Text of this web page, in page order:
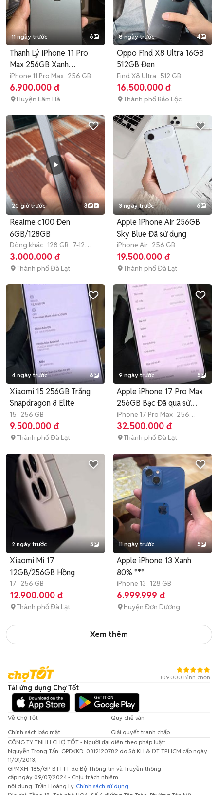
11 ngày trước 6
Thanh Lý iPhone 11 Pro
Max 256GB Xanh
Midnight
iPhone 11 Pro Max 256 GB
6.900.000 đ
Huyện Lâm Hà
8 ngày trước 4
Oppo Find X8 Ultra 16GB
512GB Đen
Find X8 Ultra 512 GB
16.500.000 đ
Thành phố Bảo Lộc
20 giờ trước 3
Realme c100 Đen
6GB/128GB
Dòng khác 128 GB 7-12
tháng
3.000.000 đ
Thành phố Đà Lạt
3 ngày trước 6
Apple iPhone Air 256GB
Sky Blue Đã sử dụng
iPhone Air 256 GB
19.500.000 đ
Thành phố Đà Lạt
4 ngày trước 6
Xiaomi 15 256GB Trắng
Snapdragon 8 Elite
15 256 GB
9.500.000 đ
Thành phố Đà Lạt
9 ngày trước 5
Apple iPhone 17 Pro Max
256GB Bạc Đã qua sử
dụng
iPhone 17 Pro Max 256
GB 4-6 tháng
32.500.000 đ
Thành phố Đà Lạt
2 ngày trước 5
Xiaomi Mi 17
12GB/256GB Hồng
17 256 GB
12.900.000 đ
Thành phố Đà Lạt
11 ngày trước 5
Apple iPhone 13 Xanh
80% ***
iPhone 13 128 GB
6.999.999 đ
Huyện Đơn Dương
Xem thêm
109.000 Bình chọn
Tải ứng dụng Chợ Tốt
Về Chợ Tốt
Quy chế sàn
Chính sách bảo mật
Giải quyết tranh chấp
CÔNG TY TNHH CHỢ TỐT - Người đại diện theo pháp luật:
Nguyễn Trọng Tấn; GPDKKD: 0312120782 do Sở KH & ĐT TP.HCM cấp ngày
11/01/2013;
GPMXH: 185/GP-BTTTT do Bộ Thông tin và Truyền thông
cấp ngày 09/07/2024 - Chịu trách nhiệm
nội dung: Trần Hoàng Ly. Chính sách sử dụng